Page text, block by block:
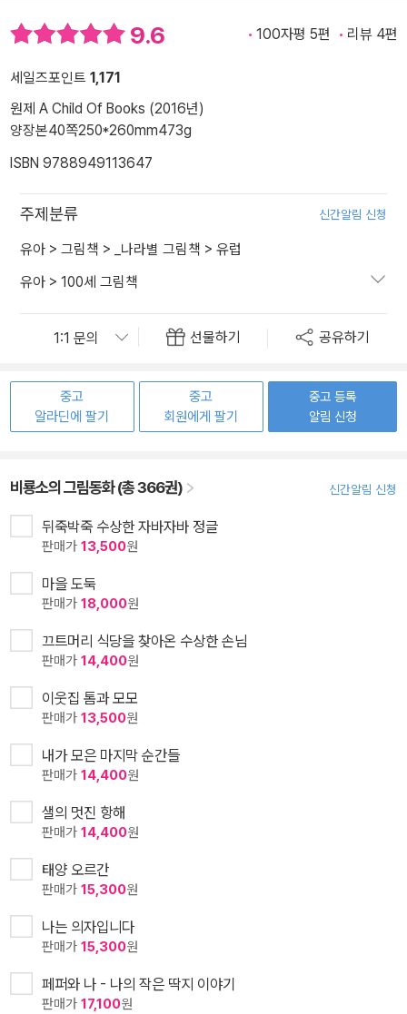
9.6 100자평 5편 리뷰 4편
세일즈포인트 1,171
원제 A Child Of Books (2016년)
양장본40쪽250*260mm473g
ISBN 9788949113647
주제분류 신간알림 신청
유아 > 그림책 > _나라별 그림책 > 유럽
유아 > 100세 그림책
선물하기 공유하기
중고
알라딘에 팔기
중고
회원에게 팔기
중고 등록
알림 신청
비룡소의 그림동화 (총 366권) 신간알림 신청
뒤죽박죽 수상한 자바자바 정글
판매가 13,500원
마을 도둑
판매가 18,000원
끄트머리 식당을 찾아온 수상한 손님
판매가 14,400원
이웃집 톰과 모모
판매가 13,500원
내가 모은 마지막 순간들
판매가 14,400원
샐의 멋진 항해
판매가 14,400원
태양 오르간
판매가 15,300원
나는 의자입니다
판매가 15,300원
페퍼와 나 - 나의 작은 딱지 이야기
판매가 17,100원